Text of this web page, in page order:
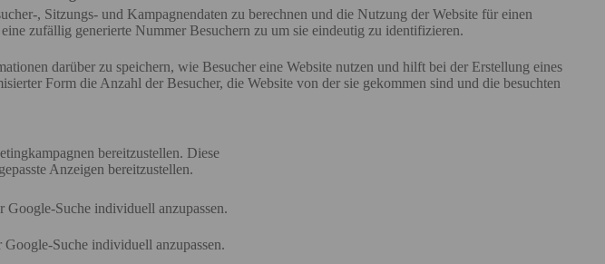
, Sitzungs- und Kampagnendaten zu berechnen und die Nutzung der Website für einen
zufällig generierte Nummer Besuchern zu um sie eindeutig zu identifizieren.
darüber zu speichern, wie Besucher eine Website nutzen und hilft bei der Erstellung eines
Form die Anzahl der Besucher, die Website von der sie gekommen sind und die besuchten
bereitzustellen. Diese
Anzeigen bereitzustellen.
Suche individuell anzupassen.
Suche individuell anzupassen.